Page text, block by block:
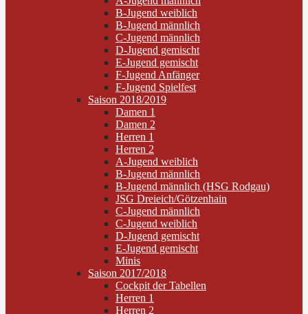
B-Jugend weiblich
B-Jugend männlich
C-Jugend männlich
D-Jugend gemischt
E-Jugend gemischt
F-Jugend Anfänger
F-Jugend Spielfest
Saison 2018/2019
Damen 1
Damen 2
Herren 1
Herren 2
A-Jugend weiblich
B-Jugend männlich
B-Jugend männlich (HSG Rodgau)
JSG Dreieich/Götzenhain
C-Jugend männlich
C-Jugend weiblich
D-Jugend gemischt
E-Jugend gemischt
Minis
Saison 2017/2018
Cockpit der Tabellen
Herren 1
Herren 2